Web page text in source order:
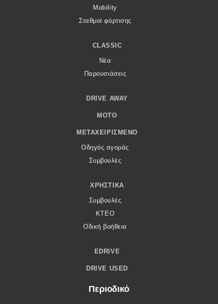
Mobility
Σταθμοί φόρτισης
CLASSIC
Νέα
Παρουσιάσεις
DRIVE AWAY
MOTO
ΜΕΤΑΧΕΙΡΙΣΜΈΝΟ
Οδηγός αγοράς
Συμβουλές
ΧΡΗΣΤΙΚΆ
Συμβουλές
ΚΤΕΟ
Οδική βοήθεια
EDRIVE
DRIVE USED
Περιοδικό